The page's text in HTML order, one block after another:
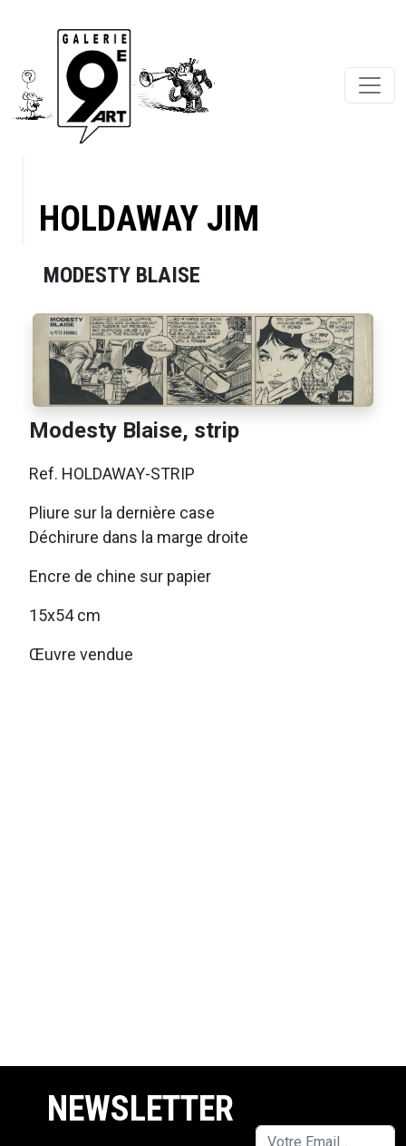
HOLDAWAY JIM
MODESTY BLAISE
Modesty Blaise, strip
Ref. HOLDAWAY-STRIP
Pliure sur la dernière case
Déchirure dans la marge droite
Encre de chine sur papier
15x54 cm
Œuvre vendue
NEWSLETTER